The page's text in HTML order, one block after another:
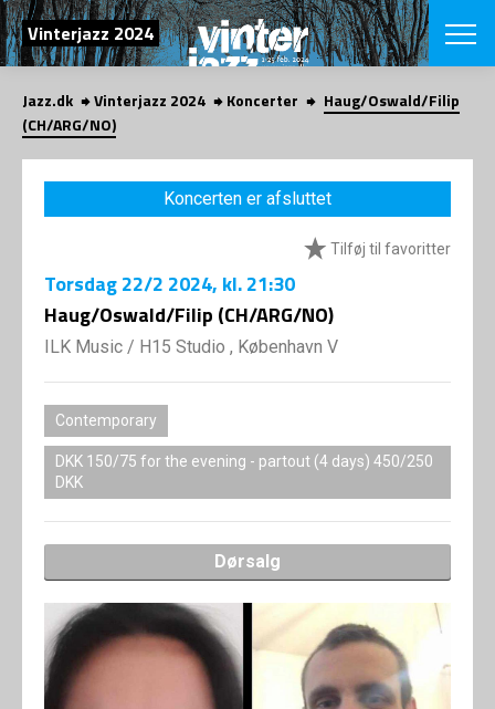
SØG
Vinterjazz 2024
English
VÆLG
VINTERJAZZ
Temaer
LOCATIONS
Kontakt
Om fonden
SHOP
Jazz.dk Vinterjazz 2024 Koncerter
Haug/Oswald/Filip
(CH/ARG/NO)
Koncerten er afsluttet
Tilføj til favoritter
Torsdag22/2 2024, kl. 21:30
Haug/Oswald/Filip (CH/ARG/NO)
ILK Music / H15 Studio , København V
Contemporary
DKK 150/75 for the evening - partout (4 days) 450/250
DKK
Dørsalg